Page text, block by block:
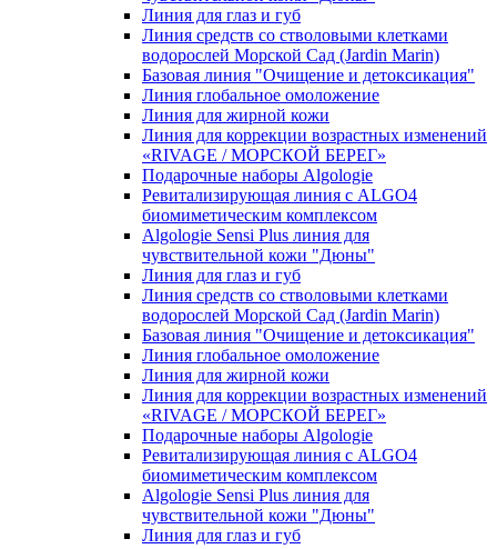
Линия для глаз и губ
Линия средств со стволовыми клетками
водорослей Морской Сад (Jardin Marin)
Базовая линия "Очищение и детоксикация"
Линия глобальное омоложение
Линия для жирной кожи
Линия для коррекции возрастных изменений
«RIVAGE / МОРСКОЙ БЕРЕГ»
Подарочные наборы Algologie
Ревитализирующая линия с ALGO4
биомиметическим комплексом
Algologie Sensi Plus линия для
чувcтвительной кожи "Дюны"
Линия для глаз и губ
Линия средств со стволовыми клетками
водорослей Морской Сад (Jardin Marin)
Базовая линия "Очищение и детоксикация"
Линия глобальное омоложение
Линия для жирной кожи
Линия для коррекции возрастных изменений
«RIVAGE / МОРСКОЙ БЕРЕГ»
Подарочные наборы Algologie
Ревитализирующая линия с ALGO4
биомиметическим комплексом
Algologie Sensi Plus линия для
чувcтвительной кожи "Дюны"
Линия для глаз и губ